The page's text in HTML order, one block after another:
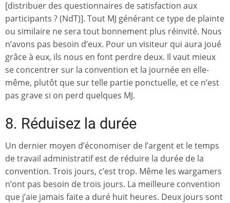
[distribuer des questionnaires de satisfaction aux
participants ? (NdT)]. Tout MJ générant ce type de plainte
ou similaire ne sera tout bonnement plus réinvité. Nous
n’avons pas besoin d’eux. Pour un visiteur qui aura joué
grâce à eux, ils nous en font perdre deux. Il vaut mieux
se concentrer sur la convention et la journée en elle-
même, plutôt que sur telle partie ponctuelle, et ce n’est
pas grave si on perd quelques MJ.
8. Réduisez la durée
Un dernier moyen d’économiser de l’argent et le temps
de travail administratif est de réduire la durée de la
convention. Trois jours, c’est trop. Même les wargamers
n’ont pas besoin de trois jours. La meilleure convention
que j’aie jamais faite a duré huit heures. Deux jours sont